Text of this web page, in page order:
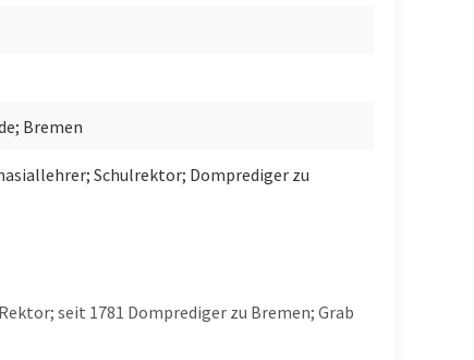
Bremen
Schulrektor; Domprediger zu
seit 1781 Domprediger zu Bremen; Grab